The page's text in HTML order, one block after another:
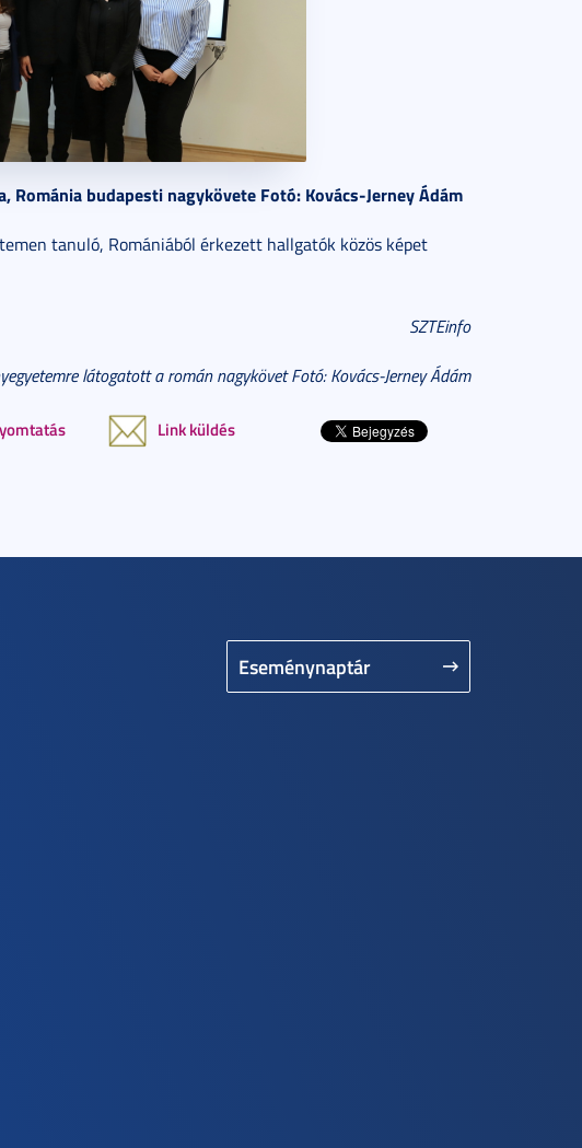
Románia budapesti nagykövete Fotó: Kovács-Jerney Ádám
tanuló, Romániából érkezett hallgatók közös képet
SZTEinfo
látogatott a román nagykövet Fotó: Kovács-Jerney Ádám
Link küldés
Eseménynaptár